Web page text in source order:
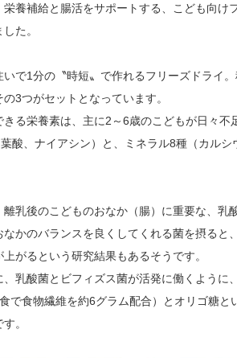
栄養補給と腸活をサポートする、こども向け
た。
いで1分の〝時短〟で作れるフリーズドライ
の3つがセットとなっています。
きる栄養素は、主に2～6歳のこどもが日々不
酸、ナイアシン）と、ミネラル8種（カル
離乳後のこどものおなか（腸）に重要な、
なかのバランスを良くしてくれる菌を摂ると
上がるという研究結果もあるそうです。
、乳酸菌とビフィズス菌が活発に働くよう
で食物繊維を約6グラム配合）とオリゴ糖
。